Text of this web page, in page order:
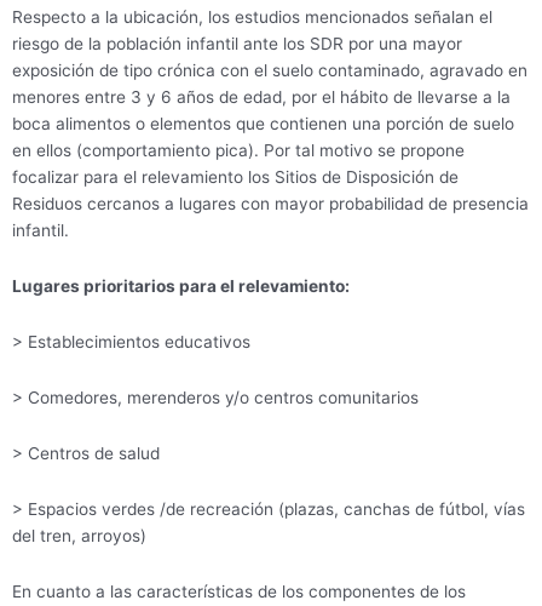
Respecto a la ubicación, los estudios mencionados señalan el
riesgo de la población infantil ante los SDR por una mayor
exposición de tipo crónica con el suelo contaminado, agravado en
menores entre 3 y 6 años de edad, por el hábito de llevarse a la
boca alimentos o elementos que contienen una porción de suelo
en ellos (comportamiento pica). Por tal motivo se propone
focalizar para el relevamiento los Sitios de Disposición de
Residuos cercanos a lugares con mayor probabilidad de presencia
infantil.
Lugares prioritarios para el relevamiento:
> Establecimientos educativos
> Comedores, merenderos y/o centros comunitarios
> Centros de salud
> Espacios verdes /de recreación (plazas, canchas de fútbol, vías
del tren, arroyos)
En cuanto a las características de los componentes de los